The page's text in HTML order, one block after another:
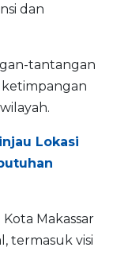
dan
tantangan
ketimpangan
Lokasi
Makassar
termasuk visi